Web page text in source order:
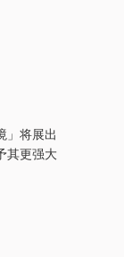
」将展出
其更强大